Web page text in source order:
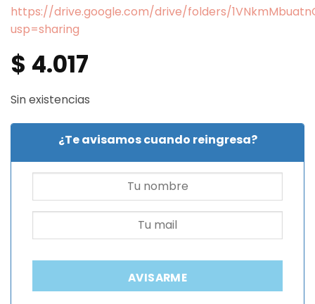
https://drive.google.com/drive/folders/
usp=sharing
$ 4.017
Sin existencias
¿Te avisamos cuando reingresa?
AVISARME